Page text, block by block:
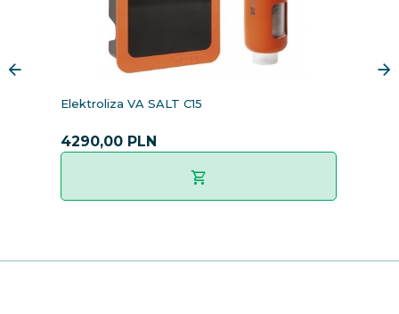
Elektroliza VA SALT C15
4290,00 PLN